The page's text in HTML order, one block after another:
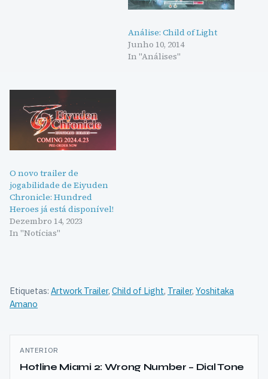
Análise: Child of Light
Junho 10, 2014
In "Análises"
O novo trailer de
jogabilidade de Eiyuden
Chronicle: Hundred
Heroes já está disponível!
Dezembro 14, 2023
In "Notícias"
Etiquetas: Artwork Trailer, Child of Light, Trailer, Yoshitaka
Amano
Navegação
de
ANTERIOR
Hotline Miami 2: Wrong Number – Dial Tone